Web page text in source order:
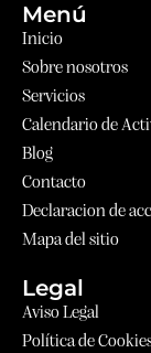
Menú
Inicio
Sobre nosotros
Servicios
Calendario de
Blog
Contacto
Declaracion de
Mapa del sitio
Legal
Aviso Legal
Política de